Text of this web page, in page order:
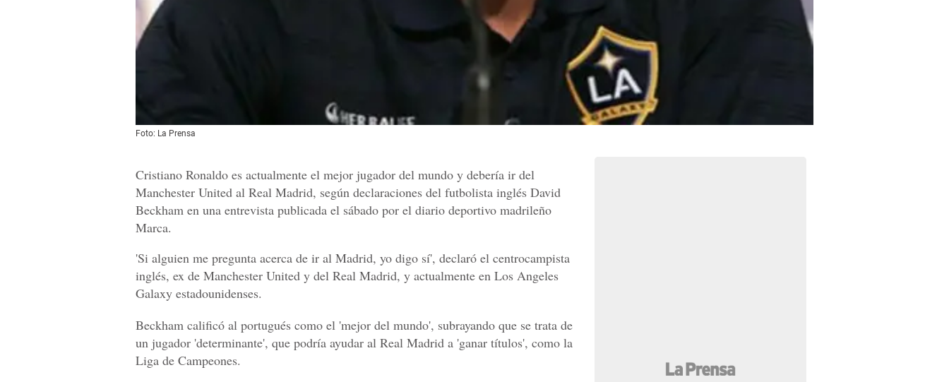
Foto: La Prensa
Cristiano Ronaldo es actualmente el mejor jugador del mundo y debería ir del
Manchester United al Real Madrid, según declaraciones del futbolista inglés David
Beckham en una entrevista publicada el sábado por el diario deportivo madrileño
Marca.
'Si alguien me pregunta acerca de ir al Madrid, yo digo sí', declaró el centrocampista
inglés, ex de Manchester United y del Real Madrid, y actualmente en Los Angeles
Galaxy estadounidenses.
Beckham calificó al portugués como el 'mejor del mundo', subrayando que se trata de
un jugador 'determinante', que podría ayudar al Real Madrid a 'ganar títulos', como la
Liga de Campeones.